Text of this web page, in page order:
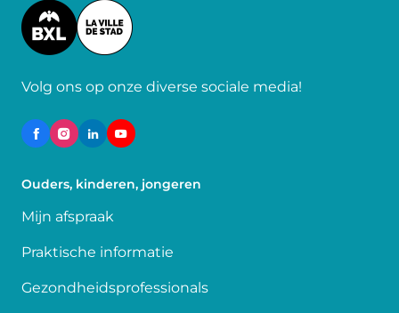
Image
Volg ons op onze diverse sociale media!
Ouders, kinderen, jongeren
Mijn afspraak
Praktische informatie
Gezondheidsprofessionals